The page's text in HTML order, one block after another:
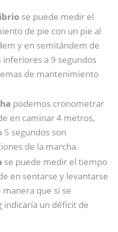
se puede medir el
de pie con un pie al
y en semitándem de
a 9 segundos
de mantenimiento
podemos cronometrar
en caminar 4 metros,
segundos son
de la marcha.
se puede medir el tiempo
en sentarse y levantarse
manera que si se
indicaría un déficit de